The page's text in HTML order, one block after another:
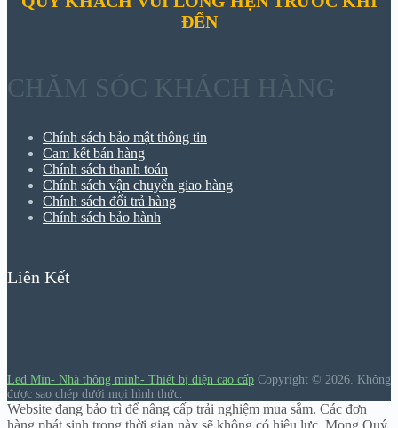
ĐẾN
CHĂM SÓC KHÁCH HÀNG
Chính sách bảo mật thông tin
Cam kết bán hàng
Chính sách thanh toán
Chính sách vận chuyển giao hàng
Chính sách đổi trả hàng
Chính sách bảo hành
Liên Kết
Led Min- Nhà thông minh- Thiết bị điện cao cấp Copyright © 2026. Không
được sao chép dưới mọi hình thức.
Website đang bảo trì để nâng cấp trải nghiệm mua sắm. Các đơn